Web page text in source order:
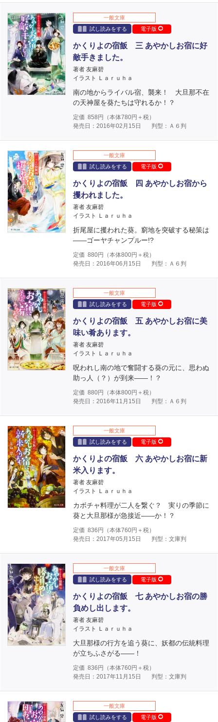
一般文庫
試し読みをする
電子版
かくりよの宿飯 三 あやかしお宿に好
敵手きました。
著者 友麻碧
イラスト Ｌａｒｕｈａ
南の地からライバル宿、襲来！ 大旦那不在
の天神屋を葵たちは守れるか！？
定価 858 円（本体780円＋税）
発売日：2016年02月15日
判型：Ａ６判
一般文庫
試し読みをする
電子版
かくりよの宿飯 四 あやかしお宿から
攫われました。
著者 友麻碧
イラスト Ｌａｒｕｈａ
折尾屋に攫われた葵。窮地を突破する秘策は
――ゴーヤチャンプルー!?
定価 880円（本体800円＋税）
発売日：2016年06月15日
判型：Ａ６判
一般文庫
試し読みをする
電子版
かくりよの宿飯 五 あやかしお宿に美
味い肴あります。
著者 友麻碧
イラスト Ｌａｒｕｈａ
呪われし南の地で奮闘する葵の元に、思わぬ
助っ人（？）が到来――！？
定価 880円（本体800円＋税）
発売日：2016年11月15日
判型：Ａ６判
一般文庫
試し読みをする
電子版
かくりよの宿飯 六 あやかしお宿に新
米入ります。
著者 友麻碧
イラスト Ｌａｒｕｈａ
カボチャ料理が二人を繋ぐ？ 実りの季節に
葵と大旦那様が急接近――か！？
定価 836 円（本体760円＋税）
発売日：2017年05月15日
判型：文庫判
一般文庫
試し読みをする
電子版
かくりよの宿飯 七 あやかしお宿の勝
負めし出します。
著者 友麻碧
イラスト Ｌａｒｕｈａ
大旦那様の行方を追う葵に、妖都の伝統料理
が立ちふさがる――！
定価 836 円（本体760円＋税）
発売日：2017年11月15日
判型：文庫判
一般文庫
試し読みをする
電子版